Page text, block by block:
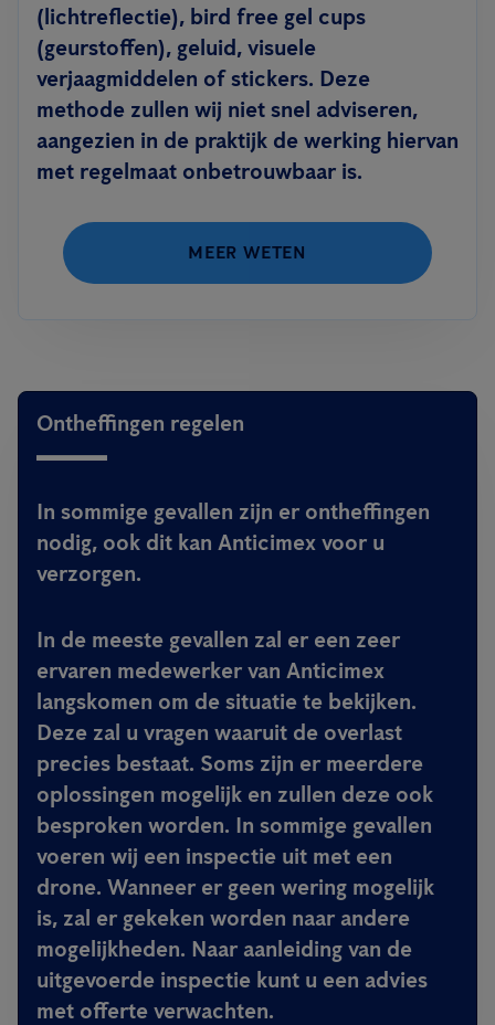
(lichtreflectie), bird free gel cups
(geurstoffen), geluid, visuele
verjaagmiddelen of stickers. Deze
methode zullen wij niet snel adviseren,
aangezien in de praktijk de werking hiervan
met regelmaat onbetrouwbaar is.
MEER WETEN
Ontheffingen regelen
In sommige gevallen zijn er ontheffingen
nodig, ook dit kan Anticimex voor u
verzorgen.
In de meeste gevallen zal er een zeer
ervaren medewerker van Anticimex
langskomen om de situatie te bekijken.
Deze zal u vragen waaruit de overlast
precies bestaat. Soms zijn er meerdere
oplossingen mogelijk en zullen deze ook
besproken worden. In sommige gevallen
voeren wij een inspectie uit met een
drone. Wanneer er geen wering mogelijk
is, zal er gekeken worden naar andere
mogelijkheden. Naar aanleiding van de
uitgevoerde inspectie kunt u een advies
met offerte verwachten.